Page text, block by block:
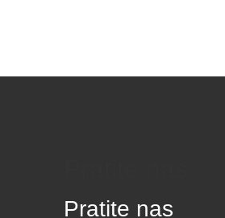
Pratite nas